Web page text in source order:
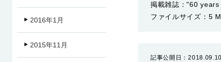
掲載雑誌："60
ファイルサイズ： 5
記事公開日：
2016年1月
2015年11月